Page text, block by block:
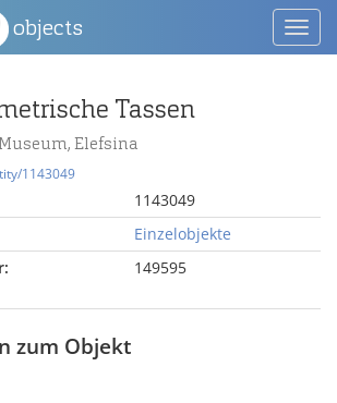
objects
Tassen
Elefsina
1143049
1143049
Einzelobjekte
149595
zum Objekt